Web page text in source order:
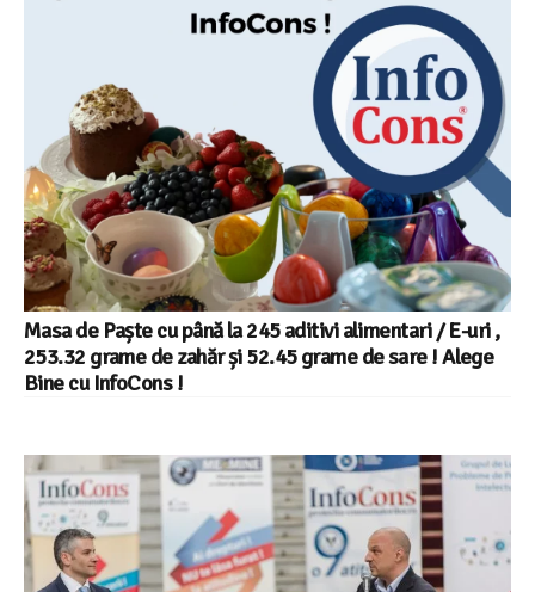
Masa de Paște cu până la 245 aditivi alimentari / E-uri ,
253.32 grame de zahăr și 52.45 grame de sare ! Alege
Bine cu InfoCons !